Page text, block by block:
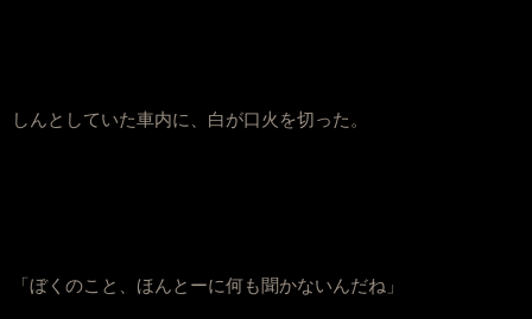
しんとしていた車内に、白が口火を切った。
「ぼくのこと、ほんとーに何も聞かないんだね」